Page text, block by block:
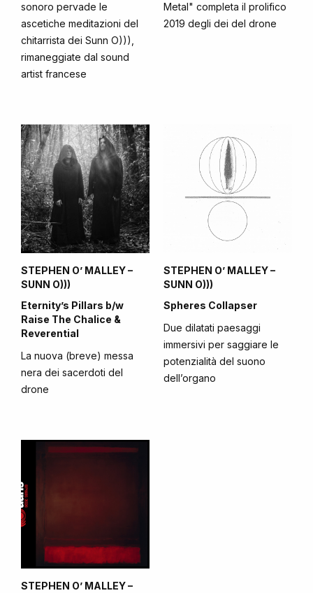
sonoro pervade le
ascetiche meditazioni del
chitarrista dei Sunn O))),
rimaneggiate dal sound
artist francese
Metal" completa il prolifico
2019 degli dei del drone
STEPHEN O’ MALLEY –
SUNN O)))
Eternity’s Pillars b/w
Raise The Chalice &
Reverential
La nuova (breve) messa
nera dei sacerdoti del
drone
STEPHEN O’ MALLEY –
SUNN O)))
Spheres Collapser
Due dilatati paesaggi
immersivi per saggiare le
potenzialità del suono
dell’organo
STEPHEN O’ MALLEY –